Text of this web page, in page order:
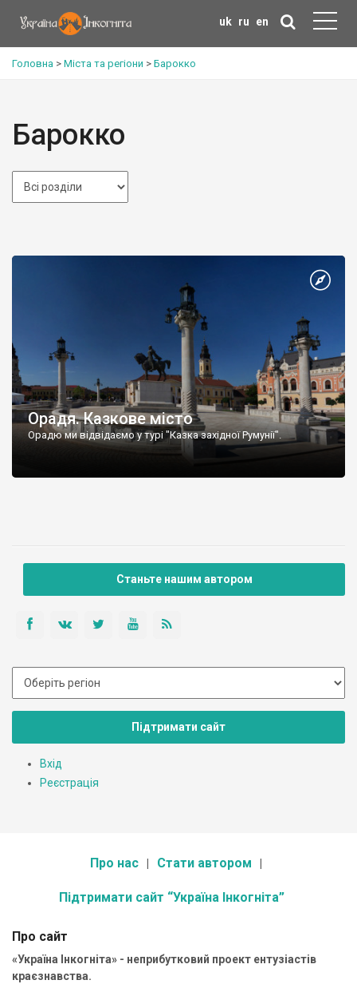
uk ru en
Головна > Міста та регіони > Барокко
Барокко
Орадя. Казкове місто
Орадю ми відвідаємо у турі "Казка західної Румунії".
Станьте нашим автором
Підтримати сайт
Вхід
Реєстрація
Про нас Стати автором
Підтримати сайт “Україна Інкогніта”
Про сайт
«Україна Інкогніта» - неприбутковий проект ентузіастів
краєзнавства.